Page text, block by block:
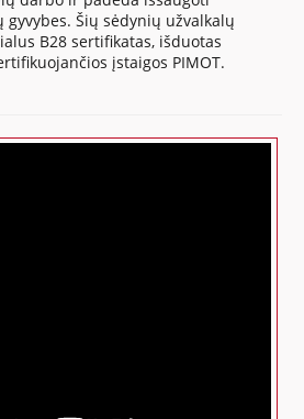
Šių sėdynių užvalkalų
B28 sertifikatas, išduotas
įstaigos PIMOT.